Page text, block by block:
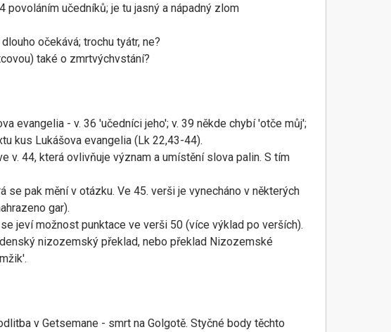
učedníků; je tu jasný a nápadný zlom
očekává; trochu tyátr, ne?
také o zmrtvýchvstání?
evangelia - v. 36 'učedníci jeho'; v. 39 někde chybí 'otče můj';
kus Lukášova evangelia (Lk 22,43-44).
v. 44, která ovlivňuje význam a umístění slova palin. S tím
pak mění v otázku. Ve 45. verši je vynecháno v některých
gar).
jeví možnost punktace ve verši 50 (více výklad po verších).
nizozemský překlad, nebo překlad Nizozemské
v Getsemane - smrt na Golgotě. Styčné body těchto